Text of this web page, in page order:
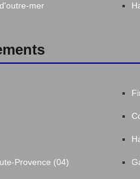
mer
Provence (04)